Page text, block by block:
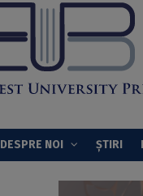
DESPRE NOI ȘTIRI